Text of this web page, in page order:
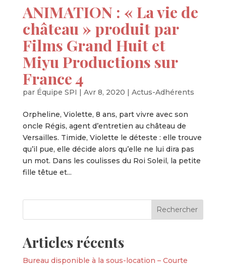
ANIMATION : « La vie de
château » produit par
Films Grand Huit et
Miyu Productions sur
France 4
par Équipe SPI | Avr 8, 2020 | Actus-Adhérents
Orpheline, Violette, 8 ans, part vivre avec son
oncle Régis, agent d’entretien au château de
Versailles. Timide, Violette le déteste : elle trouve
qu’il pue, elle décide alors qu’elle ne lui dira pas
un mot. Dans les coulisses du Roi Soleil, la petite
fille têtue et...
Articles récents
Bureau disponible à la sous-location – Courte